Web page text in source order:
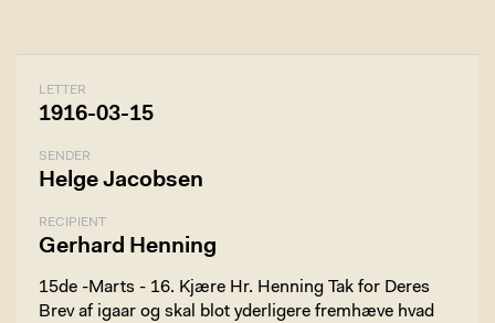
LETTER
1916-03-15
SENDER
Helge Jacobsen
RECIPIENT
Gerhard Henning
15de -Marts - 16. Kjære Hr. Henning Tak for Deres
Brev af igaar og skal blot yderligere fremhæve hvad